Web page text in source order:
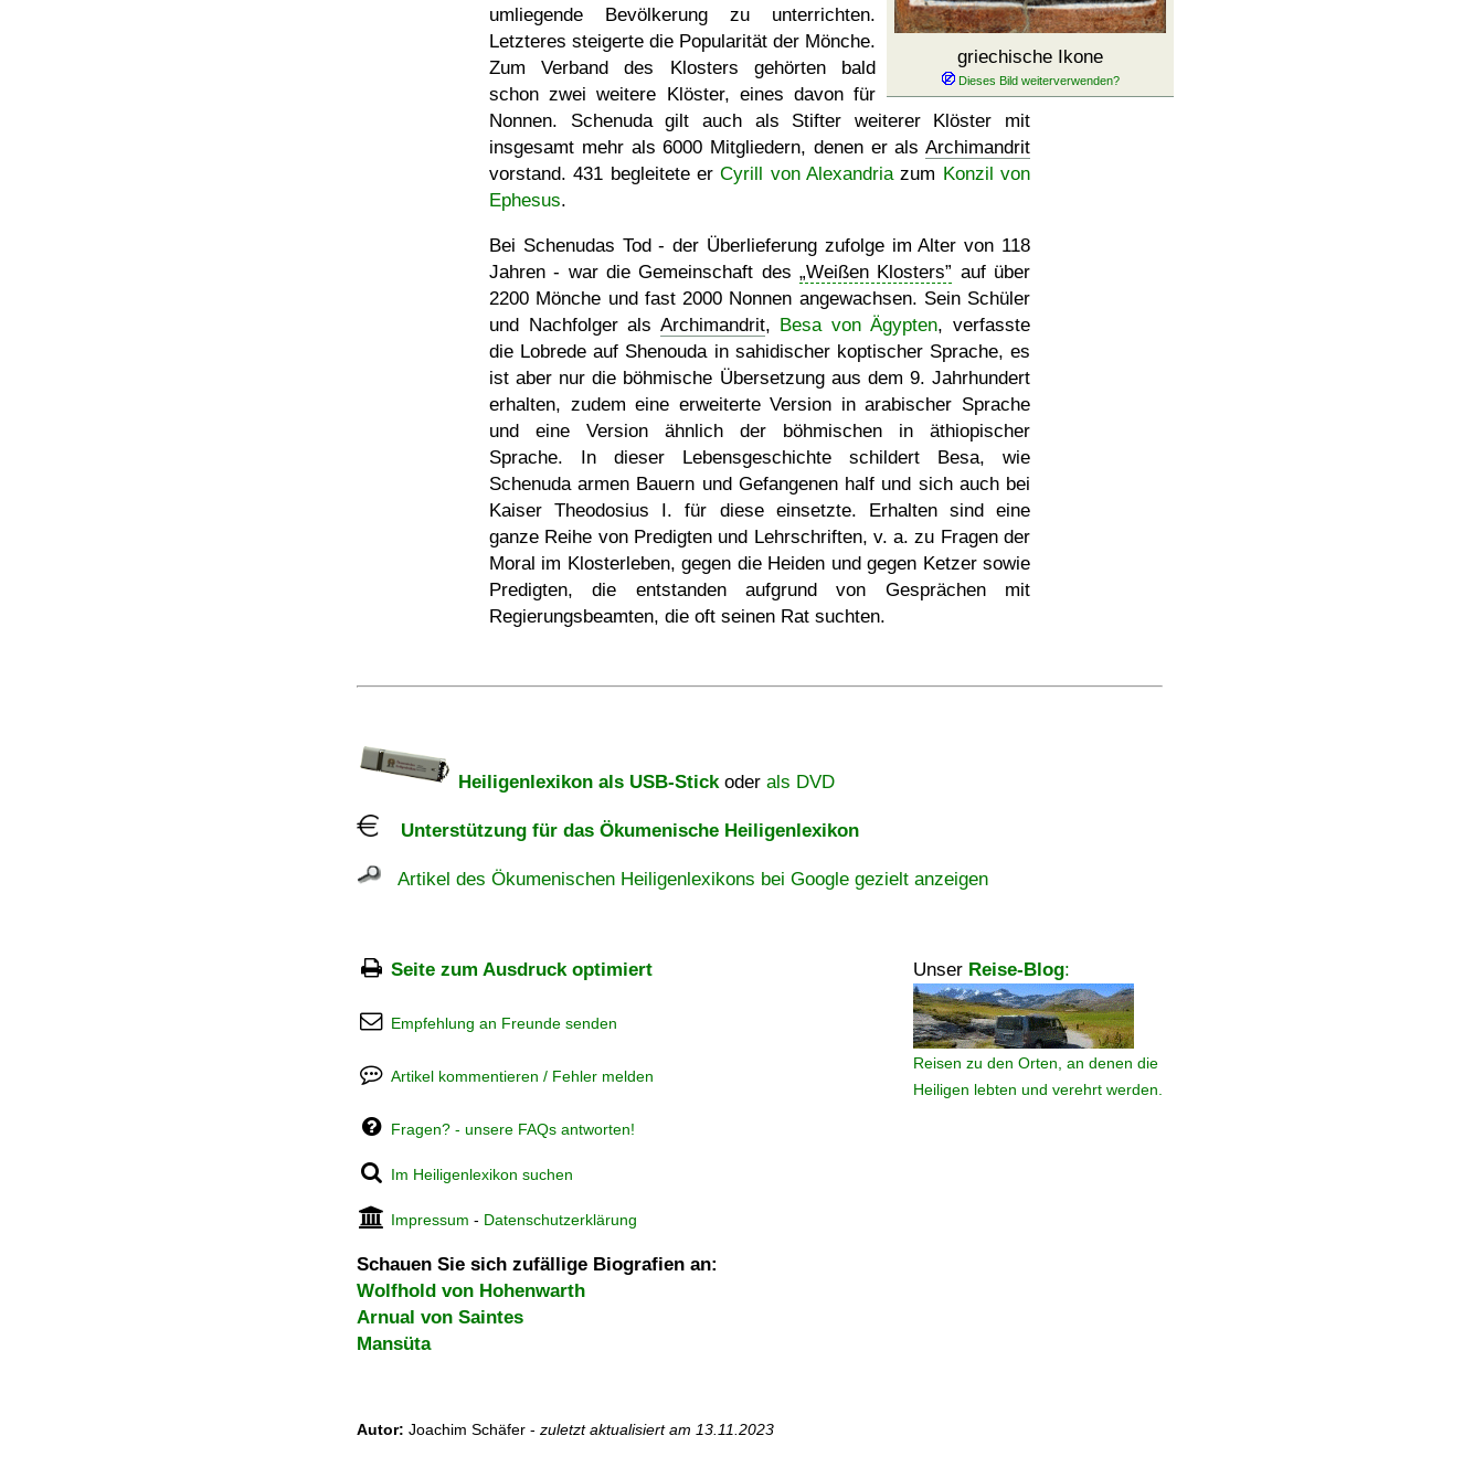
griechische Ikone
umliegende Bevölkerung zu unterrichten.
Letzteres steigerte die Popularität der Mönche.
Zum Verband des Klosters gehörten bald
schon zwei weitere Klöster, eines davon für
Nonnen. Schenuda gilt auch als Stifter weiterer Klöster mit
insgesamt mehr als 6000 Mitgliedern, denen er als Archimandrit
vorstand. 431 begleitete erCyrill von Alexandriazum Konzil von
Ephesus.
Bei Schenudas Tod - der Überlieferung zufolge im Alter von 118
Jahren - war die Gemeinschaft des
Weißen Klosters
auf über
2200 Mönche und fast 2000 Nonnen angewachsen. Sein Schüler
und Nachfolger als Archimandrit, Besa von Ägypten, verfasste
die Lobrede auf Shenouda in sahidischer koptischer Sprache, es
ist aber nur die böhmische Übersetzung aus dem 9. Jahrhundert
erhalten, zudem eine erweiterte Version in arabischer Sprache
und eine Version ähnlich der böhmischen in äthiopischer
Sprache. In dieser Lebensgeschichte schildert Besa, wie
Schenuda armen Bauern und Gefangenen half und sich auch bei
Kaiser Theodosius I. für diese einsetzte. Erhalten sind eine
ganze Reihe von Predigten und Lehrschriften, v. a. zu Fragen der
Moral im Klosterleben, gegen die Heiden und gegen Ketzer sowie
Predigten, die entstanden aufgrund von Gesprächen mit
Regierungsbeamten, die oft seinen Rat suchten.
Heiligenlexikon als USB-Stickoder als DVD
Unterstützung für das Ökumenische Heiligenlexikon
Artikel des Ökumenischen Heiligenlexikons bei Google gezielt anzeigen
Seite zum Ausdruck optimiert Unser Reise-Blog:
Reisen zu den Orten, an denen die
Heiligen lebten und verehrt werden.
Empfehlung an Freunde senden
Artikel kommentieren / Fehler melden
Fragen? - unsere FAQs antworten!
Im Heiligenlexikon suchen
Impressum - Datenschutzerklärung
Schauen Sie sich zufällige Biografien an:
Wolfhold von Hohenwarth
Arnual von Saintes
Mansüta
Autor: Joachim Schäfer - zuletzt aktualisiert am 13.11.2023